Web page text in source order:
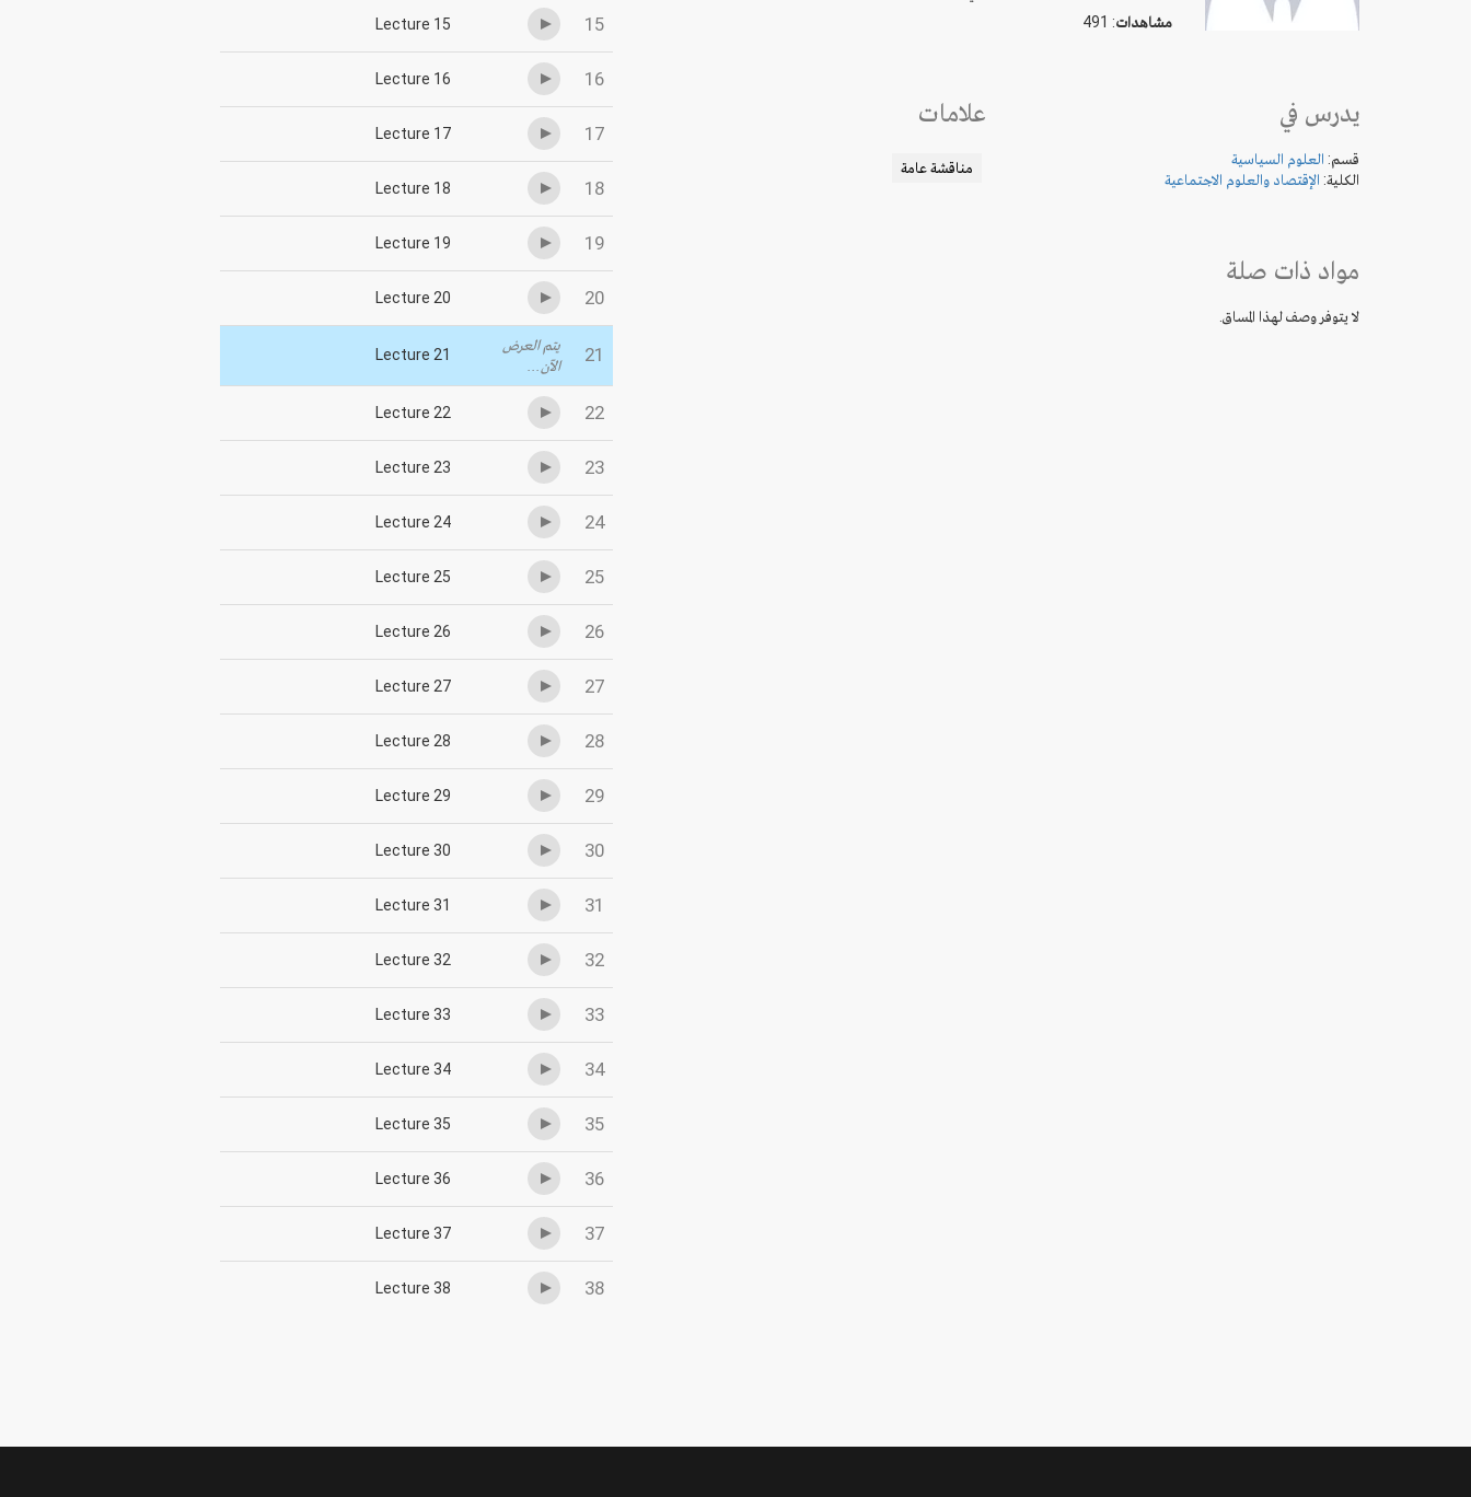
مشاهدات: 491
يدرس في
قسم: العلوم السياسية
الكلية: الإقتصاد والعلوم الاجتماعية
علامات
مناقشة عامة
مواد ذات صلة
لا يتوفر وصف لهذا المساق.
15
Lecture 15
16
Lecture 16
17
Lecture 17
18
Lecture 18
19
Lecture 19
20
Lecture 20
21
يتم العرض
الآن...
Lecture 21
22
Lecture 22
23
Lecture 23
24
Lecture 24
25
Lecture 25
26
Lecture 26
27
Lecture 27
28
Lecture 28
29
Lecture 29
30
Lecture 30
31
Lecture 31
32
Lecture 32
33
Lecture 33
34
Lecture 34
35
Lecture 35
36
Lecture 36
37
Lecture 37
38
Lecture 38